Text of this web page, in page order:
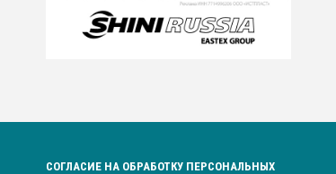
СОГЛАСИЕ НА ОБРАБОТКУ ПЕРСОНАЛЬНЫХ